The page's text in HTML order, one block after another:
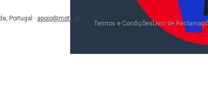
Portugal · apoio@moto.pt
Termos e Condições Livro de